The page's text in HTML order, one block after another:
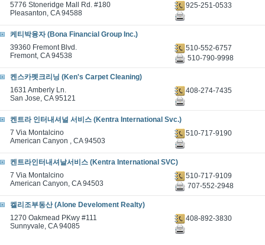
5776 Stoneridge Mall Rd. #180
Pleasanton, CA 94588
925-251-0533
케티박융자 (Bona Financial Group Inc.)
39360 Fremont Blvd.
Fremont, CA 94538
510-552-6757
510-790-9998
켄스카펫크리닝 (Ken's Carpet Cleaning)
1631 Amberly Ln.
San Jose, CA 95121
408-274-7435
켄트라 인터내셔널 서비스 (Kentra International Svc.)
7 Via Montalcino
American Canyon , CA 94503
510-717-9190
켄트라인터내셔날서비스 (Kentra International SVC)
7 Via Montalcino
American Canyon, CA 94503
510-717-9109
707-552-2948
켈리조부동산 (Alone Develoment Realty)
1270 Oakmead PKwy #111
Sunnyvale, CA 94085
408-892-3830